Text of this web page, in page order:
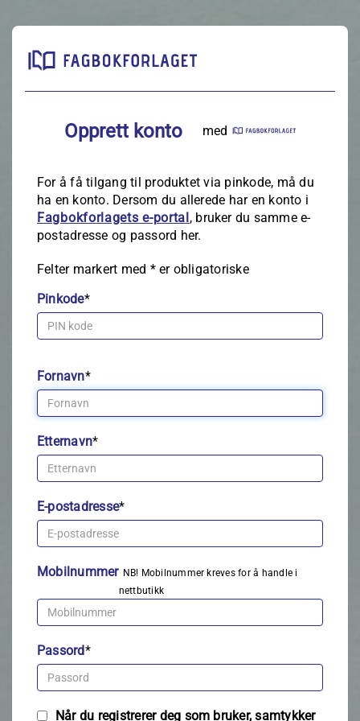
Opprett konto med
For å få tilgang til produktet via pinkode, må du
ha en konto. Dersom du allerede har en konto i
Fagbokforlagets e‑portal, bruker du samme e-
postadresse og passord her.
Felter markert med *er obligatoriske
Pinkode*
Fornavn*
Etternavn*
E-postadresse*
Mobilnummer NB! Mobilnummer kreves for å handle i
nettbutikk
Passord*
Når du registrerer deg som bruker, samtykker